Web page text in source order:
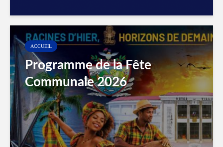
ACCUEIL
Programme de la Fête
Communale 2026